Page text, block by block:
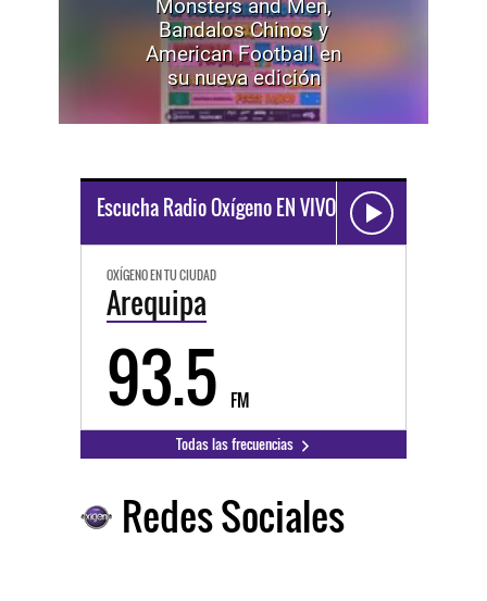
Monsters and Men,
Bandalos Chinos y
American Football en
su nueva edición
Escucha Radio Oxígeno EN VIVO
OXÍGENO EN TU CIUDAD
Arequipa
93.5 FM
Todas las frecuencias
Redes Sociales